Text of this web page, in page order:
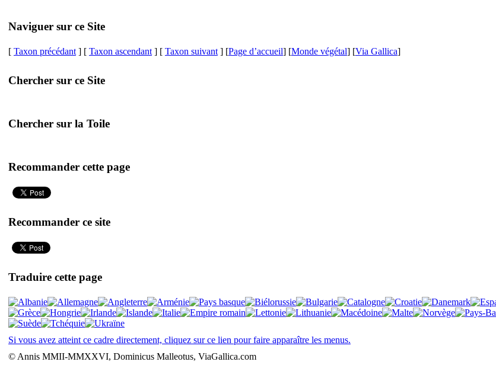
Naviguer sur ce Site
[ Taxon précédant ] [ Taxon ascendant ] [ Taxon suivant ] [Page d’accueil] [Monde végétal] [Via Gallica]
Chercher sur ce Site
Chercher sur la Toile
Recommander cette page
Recommander ce site
Traduire cette page
Si vous avez atteint ce cadre directement, cliquez sur ce lien pour faire apparaître les menus.
© Annis MMII-MMXXVI, Dominicus Malleotus, ViaGallica.com